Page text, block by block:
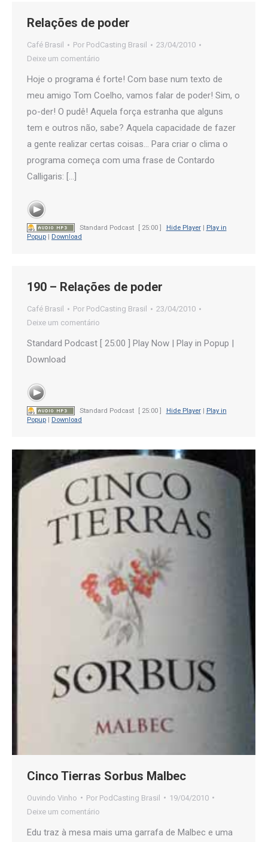
Relações de poder
Café Brasil Por PodCasting Brasil
23/04/2010
Deixe um comentário
Hoje o programa é forte! Com base num texto de
meu amigo Tom Coelho, vamos falar de poder! Sim, o
po-der! O pudê! Aquela força estranha que alguns
tem e outros não, sabe? Aquela capacidade de fazer
a gente realizar certas coisas… Para criar o clima o
programa começa com uma frase de Contardo
Calligaris: […]
Standard Podcast [ 25:00 ] Hide Player| Play in
Popup
Download
190 – Relações de poder
Café Brasil Por PodCasting Brasil
23/04/2010
Deixe um comentário
Standard Podcast [ 25:00 ] Play Now | Play in Popup |
Download
Standard Podcast [ 25:00 ] Hide Player| Play in
Popup
Download
Cinco Tierras Sorbus Malbec
Ouvindo Vinho Por PodCasting Brasil
19/04/2010
Deixe um comentário
Edu traz à mesa mais uma garrafa de Malbec e uma